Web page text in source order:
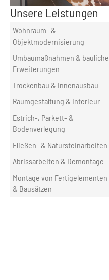
Unsere Leistungen
Wohnraum- &
Objektmodernisierung
Umbaumaßnahmen & bauliche
Erweiterungen
Trockenbau & Innenausbau
Raumgestaltung & Interieur
Estrich-, Parkett- &
Bodenverlegung
Fließen- & Natursteinarbeiten
Abrissarbeiten & Demontage
Montage von Fertigelementen
& Bausätzen